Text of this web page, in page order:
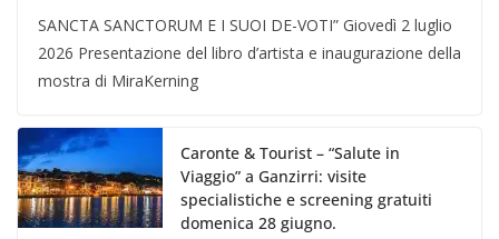
SANCTA SANCTORUM E I SUOI DE-VOTI” Giovedì 2 luglio
2026 Presentazione del libro d’artista e inaugurazione della
mostra di MiraKerning
Caronte & Tourist – “Salute in
Viaggio” a Ganzirri: visite
specialistiche e screening gratuiti
domenica 28 giugno.